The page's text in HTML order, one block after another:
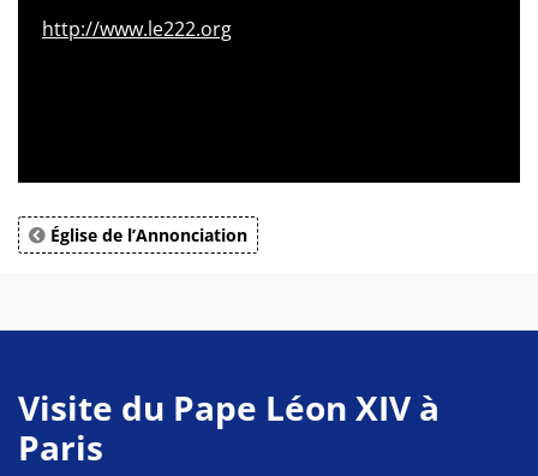
http://www.le222.org
Église de l’Annonciation
Visite du Pape Léon XIV à
Paris